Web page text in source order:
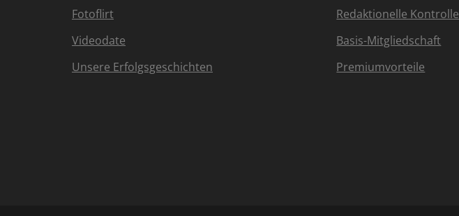
Fotoflirt
Videodate
Unsere Erfolgsgeschichten
Redaktionelle Kontrolle
Basis-Mitgliedschaft
Premiumvorteile